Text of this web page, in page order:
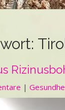
|